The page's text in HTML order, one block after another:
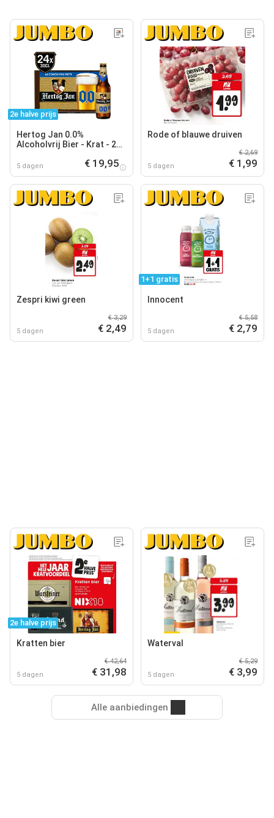
2e halve prijs
Hertog Jan 0.0%
Alcoholvrij Bier - Krat - 24
5 dagen € 19,95
Rode of blauwe druiven
5 dagen
€ 2,69
€ 1,99
Zespri kiwi green
5 dagen
€ 3,29
€ 2,49
1+1 gratis
Innocent
5 dagen
€ 5,58
€ 2,79
2e halve prijs
Kratten bier
5 dagen
€ 42,64
€ 31,98
Waterval
5 dagen
€ 5,29
€ 3,99
Alle aanbiedingen